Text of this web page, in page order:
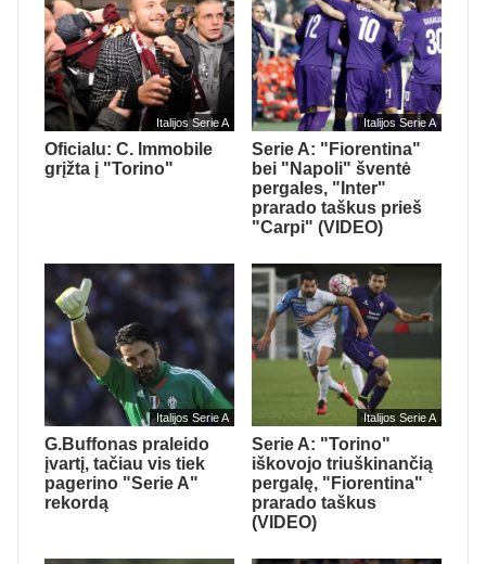
Italijos Serie A
Oficialu: C. Immobile
grįžta į "Torino"
Italijos Serie A
Serie A: "Fiorentina"
bei "Napoli" šventė
pergales, "Inter"
prarado taškus prieš
"Carpi" (VIDEO)
Italijos Serie A
G.Buffonas praleido
įvartį, tačiau vis tiek
pagerino "Serie A"
rekordą
Italijos Serie A
Serie A: "Torino"
iškovojo triuškinančią
pergalę, "Fiorentina"
prarado taškus
(VIDEO)